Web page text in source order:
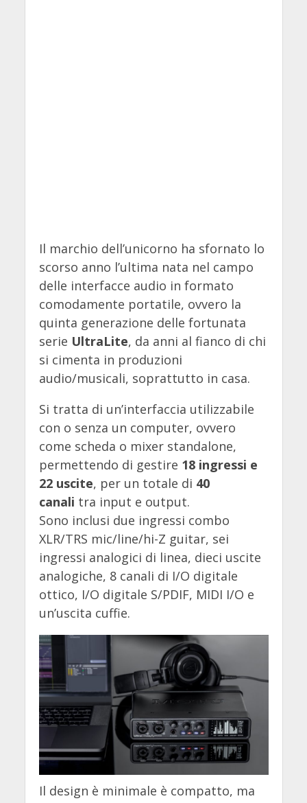
Il marchio dell’unicorno ha sfornato lo
scorso anno l’ultima nata nel campo
delle interfacce audio in formato
comodamente portatile, ovvero la
quinta generazione delle fortunata
serie UltraLite, da anni al fianco di chi
si cimenta in produzioni
audio/musicali, soprattutto in casa.
Si tratta di un’interfaccia utilizzabile
con o senza un computer, ovvero
come scheda o mixer standalone,
permettendo di gestire 18 ingressi e
22 uscite, per un totale di 40
canali tra input e output.
Sono inclusi due ingressi combo
XLR/TRS mic/line/hi-Z guitar, sei
ingressi analogici di linea, dieci uscite
analogiche, 8 canali di I/O digitale
ottico, I/O digitale S/PDIF, MIDI I/O e
un’uscita cuffie.
Il design è minimale è compatto, ma